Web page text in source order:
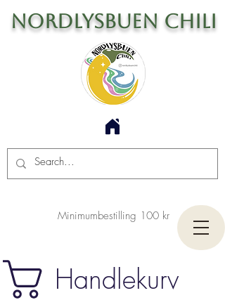
Handlekurv
Minimumbestilling 100 kr
Nordlysbuen Chili